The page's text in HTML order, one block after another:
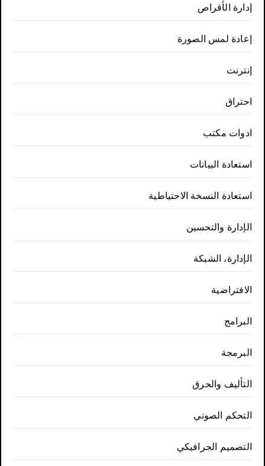
إدارة الأقراص
إعادة لمس الصورة
إنترنت
احتراق
ادوات مكتب
استعادة البيانات
استعادة النسخة الاحتياطية
الإدارة والتحسين
الإدارة، الشبكة
الافتراضية
البرامج
البرمجة
التأليف والحرق
التحكم الصوتي
التصميم الجرافيكي